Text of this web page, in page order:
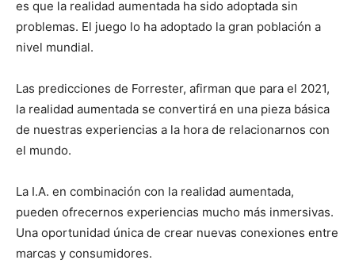
es que la realidad aumentada ha sido adoptada sin
problemas. El juego lo ha adoptado la gran población a
nivel mundial.
Las predicciones de Forrester, afirman que para el 2021,
la realidad aumentada se convertirá en una pieza básica
de nuestras experiencias a la hora de relacionarnos con
el mundo.
La I.A. en combinación con la realidad aumentada,
pueden ofrecernos experiencias mucho más inmersivas.
Una oportunidad única de crear nuevas conexiones entre
marcas y consumidores.